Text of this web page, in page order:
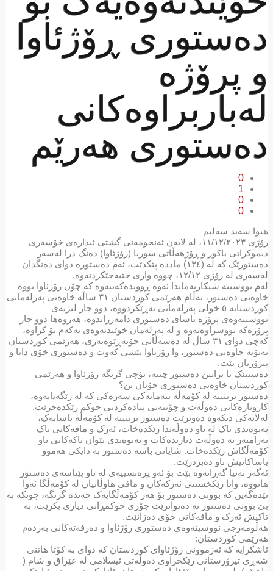
دەستوری ڕۆژئاوا
و پرۆژە
لەباربراوەکانی
دەستوری هەرێم
0
1
0
0
هیوا سەید سەلیم
رۆژی ١١/١٢/٢٠٢٣، لە لایەن ئەنجومەنی گشتی ئیدارەی خۆسەری
دیموکراتی باکور و ڕۆژهەڵاتی سوریا (رۆژئاوا) دەنگ درا لەسەر
دەستورێک کە لە (١٣٤) ماددە پێکدێت، ئەم دەستورە دوای دەنگدان
لەسەری لە رۆژی ١٢/١٢، چووە واری جێبەجێکردنەوە.
لەم نووسینە شیکاریەماندا ئەوە ڕووندەکەینەوە کە چۆن رۆژئاوا بووە
خاوەنی دەستور، بەڵام هەرێمی کوردستان ٣١ ساڵە خاوەنی پەرلەمانی
کوردستانە ٥ خولی پەرلەمانی بەڕێکردووە، دوو جار لیژنەی
نووسینەوەی پرۆژە یاسای دەستوری دامەزراندوە، هەروەها دوو جار
پرۆژەکە نووسراوەتەوە و لە پەرلەمان خوێندنەوەی یەکەم بۆ کراوە،
کەچی دوای ٣١ ساڵ لە دەسەڵاتی خۆبەڕێوەبەری، هەرێمی کوردستان
نەبۆتە خاوەنی دەستور، وا رۆژئاوا پێشی کەوت و دەستوری خۆی دانا و
پیرۆزیان بێت.
دەستپێک با بزانین دەستور چییە، بۆچی گرنگە رۆژئاوا و هەرێمی
کوردستان خاوەنی دەستوری خۆیان بن؟
دەستور بریتییە لە کۆمەڵە بنەمایەکی سەرەکی کە لە رێگەیانەوە،
کاروبارەکانی دەوڵەت و چۆنیەتی پیادەکردنی حوکم رێکدەخرێت.
لەلایەکی دیکەوە دەوترێت دەستور بریتییە لە کۆمەڵە یاسایەک،
پەیوەندی تاک لە ناو دەوڵەتدا رێکدەخات، ئەرک و مافەکانی تاک
بەرامبەر بە دەوڵەت دیاریدەکات و پەیوەندی نێوان تاکەکانی ناو
کۆمەڵگاش رێکدەخات. شایانی باسە دەستور بە دایکی هەموو
یاساکانیش ناو دەبردرێت.
ئەگەر تەنیا گەڕانەوە بێت بۆ ئەو پڕەنسیپەی لە ناو پێناسەی دەستور
هاتووە، واتا رێکخستنی ئەرکەکان و مافی هاوڵاتیان لە کۆمەڵگا ئەوا
تێدەگەین کە بوونی دەستور بۆ هەر کۆمەڵگایەک چەندە گرنگە، چونکە بە
بێ بوونی دەستور نە دەتوانرێت جۆری حوکمڕانی دیاری بکرێت، نە
تاکیش ئەرک و مافەکانی خۆی دەزانێت.
هەڵومەرجی نووسینەوەی دەستوری رۆژئاوا و دەرفەتەکانی بەردەم
هەرێمی کوردستان:
ئاشکرایە کە ئەزموونی رۆژئاوای کوردستان کە دوای بە کۆتا هاتنی
شەڕی تیرۆرستانی رێکخراوی دەوڵەتی ئیسلامی لە عێراق و شام (